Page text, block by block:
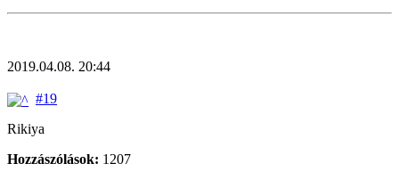
2019.04.08. 20:44
#19
Rikiya
Hozzászólások: 1207